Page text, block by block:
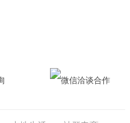
微信洽谈合作